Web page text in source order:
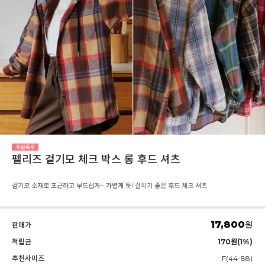
펠리즈 겉기모 체크 박스 롱 후드 셔츠
겉기모 소재로 포근하고 부드럽게~ 가볍게 툭! 걸치기 좋은 후드 체크 셔츠
판매가 17,800원
적립금
170원(1%)
추천사이즈
F(44-88)